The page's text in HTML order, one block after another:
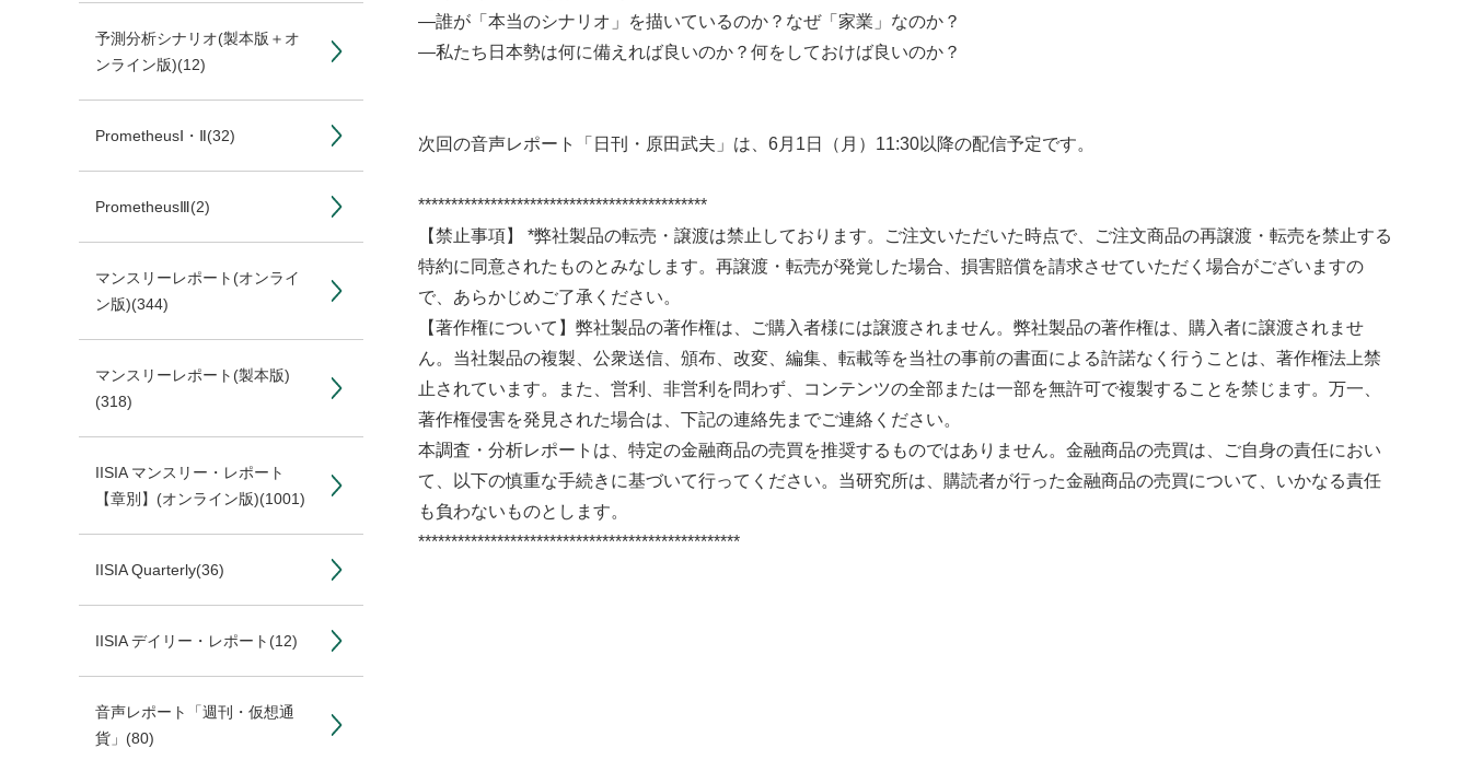
予測分析シナリオ(製本版＋オ
ンライン版)(12)
PrometheusⅠ・Ⅱ(32)
PrometheusⅢ(2)
マンスリーレポート(オンライ
ン版)(344)
マンスリーレポート(製本版)
(318)
IISIA マンスリー・レポート
【章別】(オンライン版)(1001)
IISIA Quarterly(36)
IISIA デイリー・レポート (12)
音声レポート「週刊・仮想通
貨」 (80)
―誰が「本当のシナリオ」を描いているのか？なぜ「家業」なのか？
―私たち日本勢は何に備えれば良いのか？何をしておけば良いのか？
次回の音声レポート「日刊・原田武夫」は、6月1日（月）11:30以降の配信予定です。
********************************************
【禁止事項】 *弊社製品の転売・譲渡は禁止しております。ご注文いただいた時点で、ご注文商品の再譲渡・転売を禁止する
特約に同意されたものとみなします。再譲渡・転売が発覚した場合、損害賠償を請求させていただく場合がございますの
で、あらかじめご了承ください。
【著作権について】弊社製品の著作権は、ご購入者様には譲渡されません。弊社製品の著作権は、購入者に譲渡されませ
ん。当社製品の複製、公衆送信、頒布、改変、編集、転載等を当社の事前の書面による許諾なく行うことは、著作権法上禁
止されています。また、営利、非営利を問わず、コンテンツの全部または一部を無許可で複製することを禁じます。万一、
著作権侵害を発見された場合は、下記の連絡先までご連絡ください。
本調査・分析レポートは、特定の金融商品の売買を推奨するものではありません。金融商品の売買は、ご自身の責任におい
て、以下の慎重な手続きに基づいて行ってください。当研究所は、購読者が行った金融商品の売買について、いかなる責任
も負わないものとします。
*************************************************